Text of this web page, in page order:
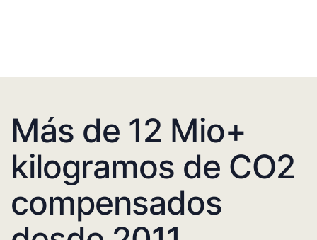
Más de 12 Mio+
kilogramos de CO2
compensados